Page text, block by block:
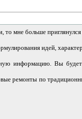
то мне больше
идей,
информацию. Вы
ремонты по